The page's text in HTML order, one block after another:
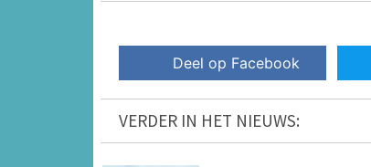
Deel op Facebook
VERDER IN HET NIEUWS: